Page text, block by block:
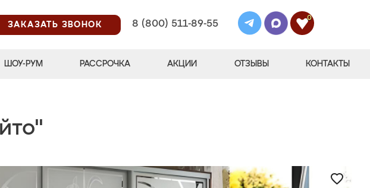
ЗАКАЗАТЬ ЗВОНОК
8 (800) 511-89-55
0
ШОУ-РУМ РАССРОЧКА АКЦИИ ОТЗЫВЫ КОНТАКТЫ